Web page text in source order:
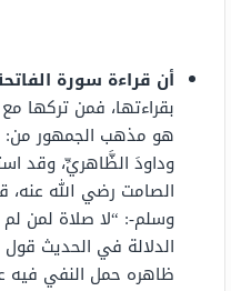
أن قراءة سورة
بقراءتها، فمن تركها
هو مذهب الجمهور من:
وداودَ الظَّاهريِّ، وقد
الصامت رضي الله عنه،
وسلم-: “لا صلاة لمن لم
الدلالة في الحديث قول
ظاهره حمل النفي فيه